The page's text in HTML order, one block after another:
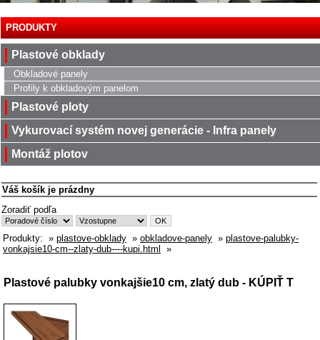
PRODUKTY
Plastové obklady
Obkladové panely
Profily k obkladovým panelom
Plastové ploty
Vykurovací systém novej generácie - Infra panely
Montáž plotov
Váš košík je prázdny
Zoradiť podľa
Produkty: » plastove-obklady » obkladove-panely » plastove-palubky-
vonkajsie10-cm--zlaty-dub----kupi.html
»
Plastové palubky vonkajšie10 cm, zlatý dub - KÚPIŤ T